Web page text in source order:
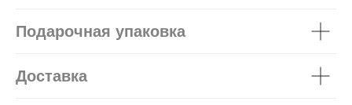
Подарочная упаковка
Доставка